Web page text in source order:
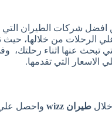
افضل شركات الطيران التي
الرحلات من خلالها، حيث
تبحث عنها اثناء
الاسعار التي تقدمها.
طيران wizz